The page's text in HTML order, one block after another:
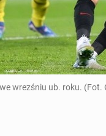
wrezśniu ub. roku. (Fot.